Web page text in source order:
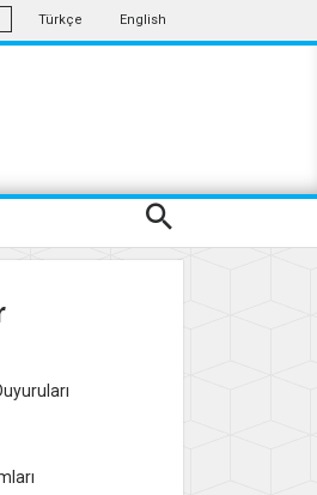
Türkçe English